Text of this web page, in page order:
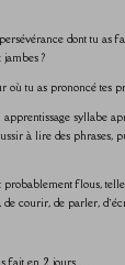
dont tu as
?
où tu as prononcé tes
syllabe
à lire des phrases,
probablement flous,
de courir, de parler,
fait en 2 jours …